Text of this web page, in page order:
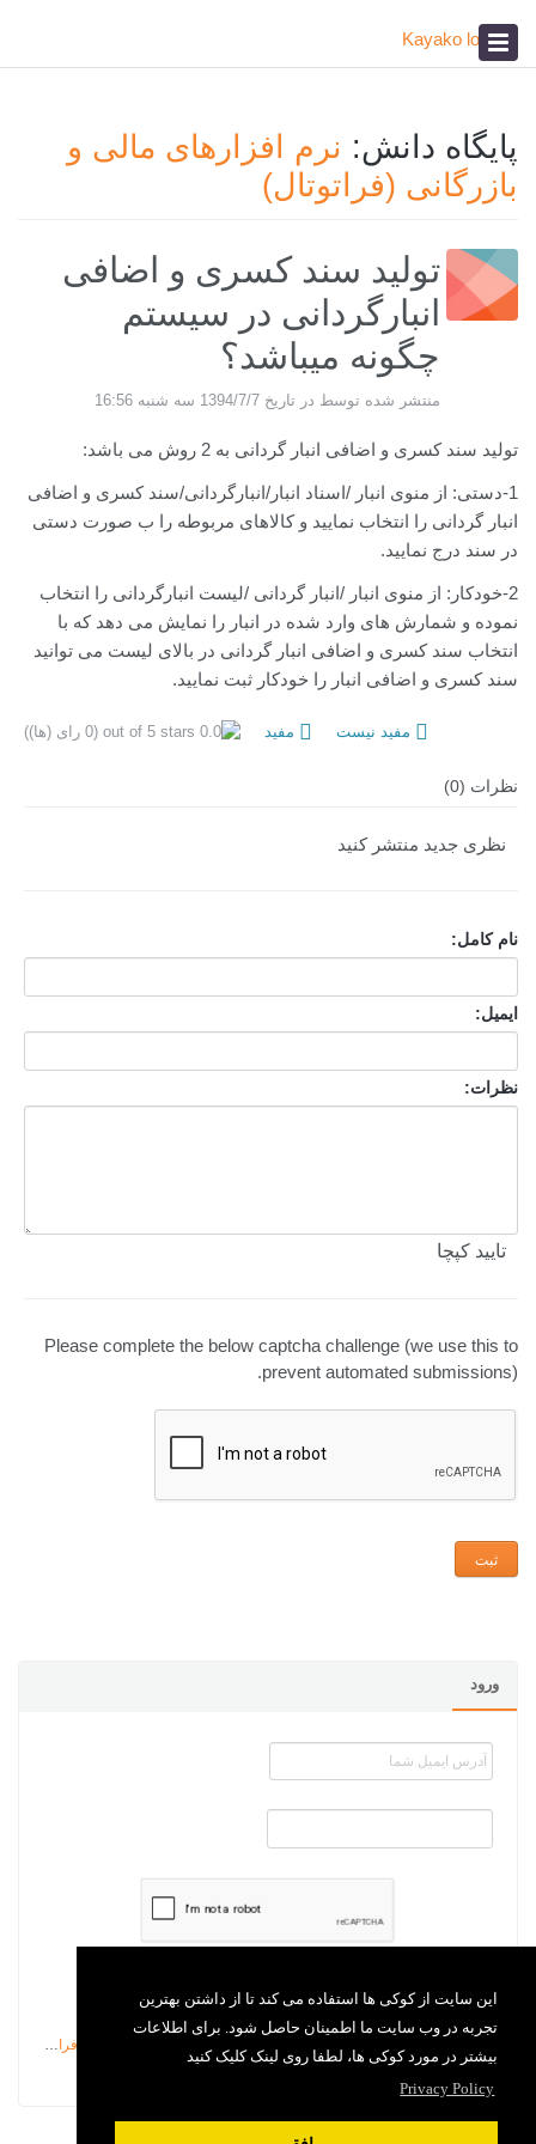
این سایت از کوکی ها استفاده می کند تا از داشتن بهترین
تجربه در وب سایت ما اطمینان حاصل شود. برای اطلاعات
بیشتر در مورد کوکی ها، لطفا روی لینک کلیک کنید
Privacy Policy
آکادمی
ورود
رمزعبور را فراموش کرده ام
پایگاه دانش: نرم افزارهای مالی و
بازرگانی (فراتوتال)
تولید سند کسری و اضافی
انبارگردانی در سیستم
چگونه میباشد؟
منتشر شده توسط در تاریخ 1394/7/7 سه شنبه 16:56
تولید سند کسری و اضافی انبار گردانی به 2 روش می باشد:
1-دستی: از منوی انبار /اسناد انبار/انبارگردانی/سند کسری و اضافی
انبار گردانی را انتخاب نمایید و کالاهای مربوطه را ب صورت دستی
در سند درج نمایید.
2-خودکار: از منوی انبار /انبار گردانی /لیست انبارگردانی را انتخاب
نموده و شمارش های وارد شده در انبار را نمایش می دهد که با
انتخاب سند کسری و اضافی انبار گردانی در بالای لیست می توانید
سند کسری و اضافی انبار را خودکار ثبت نمایید.
(0 رای (ها)) مفید مفید نیست
نظرات (0)
نظری جدید منتشر کنید
نام کامل:
ایمیل:
نظرات:
تایید کپچا
Please complete the below captcha challenge (we use this to
prevent automated submissions).